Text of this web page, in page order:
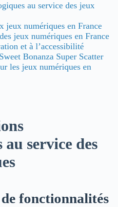
au service des jeux
jeux numériques en France
jeux numériques en France
et à l’accessibilité
Bonanza Super Scatter
les jeux numériques en
service des
fonctionnalités